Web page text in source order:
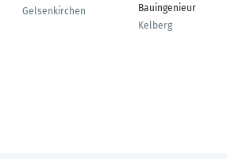
Gelsenkirchen
Bauingenieur
Kelberg